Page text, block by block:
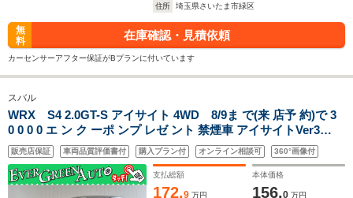
住所
埼玉県さいたま市緑区
無
料
在庫確認・見積依頼
カーセンサーアフター保証がBプランに付いています
スバル
WRX S4 2.0GT-S アイサイト 4WD 8/9ま で(来 店予 約)で 3
0 0 0 0 エ ン ク ーポ ンプ レゼ ント 禁煙車 アイサイトVer3
ETC LEDライト 純正18インチAW 衝突軽減ブレーキ レーンキ
ープアシスト 障害物センサー シートヒーター パドルシフト
販売店保証 車両品質評価書付 購入プラン付 オンライン相談可 360°画像付
支払総額
172.9 万円
本体価格
156.0 万円